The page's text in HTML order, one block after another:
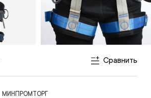
Сравнить
МИНПРОМТОРГ